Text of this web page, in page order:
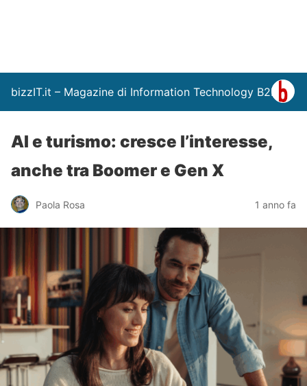
bizzIT.it – Magazine di Information Technology B2B
AI e turismo: cresce l’interesse,
anche tra Boomer e Gen X
Paola Rosa 1 anno fa